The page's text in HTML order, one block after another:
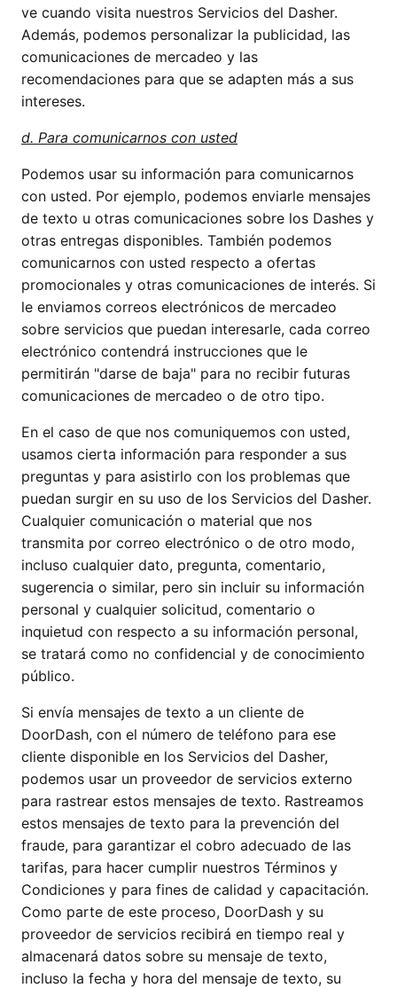
ve cuando visita nuestros Servicios del Dasher.
Además, podemos personalizar la publicidad, las
comunicaciones de mercadeo y las
recomendaciones para que se adapten más a sus
intereses.
d. Para comunicarnos con usted
Podemos usar su información para comunicarnos
con usted. Por ejemplo, podemos enviarle mensajes
de texto u otras comunicaciones sobre los Dashes y
otras entregas disponibles. También podemos
comunicarnos con usted respecto a ofertas
promocionales y otras comunicaciones de interés. Si
le enviamos correos electrónicos de mercadeo
sobre servicios que puedan interesarle, cada correo
electrónico contendrá instrucciones que le
permitirán "darse de baja" para no recibir futuras
comunicaciones de mercadeo o de otro tipo.
En el caso de que nos comuniquemos con usted,
usamos cierta información para responder a sus
preguntas y para asistirlo con los problemas que
puedan surgir en su uso de los Servicios del Dasher.
Cualquier comunicación o material que nos
transmita por correo electrónico o de otro modo,
incluso cualquier dato, pregunta, comentario,
sugerencia o similar, pero sin incluir su información
personal y cualquier solicitud, comentario o
inquietud con respecto a su información personal,
se tratará como no confidencial y de conocimiento
público.
Si envía mensajes de texto a un cliente de
DoorDash, con el número de teléfono para ese
cliente disponible en los Servicios del Dasher,
podemos usar un proveedor de servicios externo
para rastrear estos mensajes de texto. Rastreamos
estos mensajes de texto para la prevención del
fraude, para garantizar el cobro adecuado de las
tarifas, para hacer cumplir nuestros Términos y
Condiciones y para fines de calidad y capacitación.
Como parte de este proceso, DoorDash y su
proveedor de servicios recibirá en tiempo real y
almacenará datos sobre su mensaje de texto,
incluso la fecha y hora del mensaje de texto, su